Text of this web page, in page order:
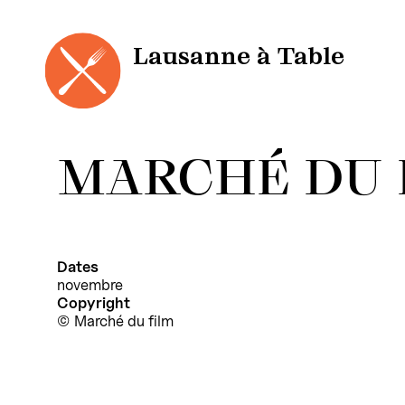
contenu
Lausanne à Table
MARCHÉ DU
Dates
novembre
Copyright
Marché du film